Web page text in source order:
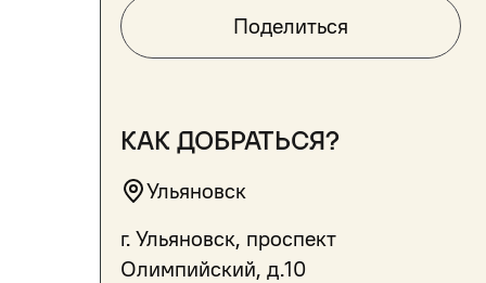
Поделиться
как добраться?
Ульяновск
г. Ульяновск, проспект
Олимпийский, д.10